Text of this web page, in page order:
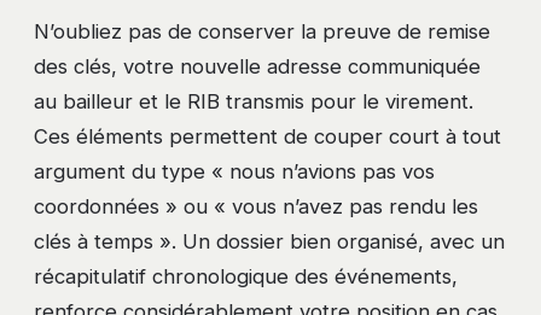
N’oubliez pas de conserver la preuve de remise
des clés, votre nouvelle adresse communiquée
au bailleur et le RIB transmis pour le virement.
Ces éléments permettent de couper court à tout
argument du type « nous n’avions pas vos
coordonnées » ou « vous n’avez pas rendu les
clés à temps ». Un dossier bien organisé, avec un
récapitulatif chronologique des événements,